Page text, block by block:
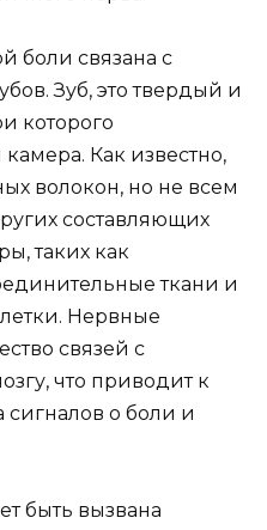
боли связана с
Зуб, это твердый и
которого
Как известно,
волокон, но не всем
составляющих
таких как
ткани и
Нервные
связей с
что приводит к
о боли и
быть вызвана